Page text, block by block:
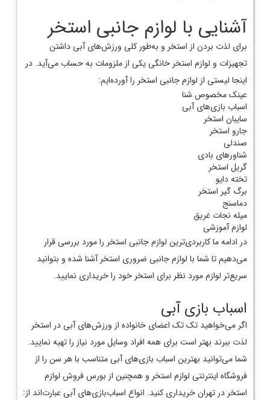
آشنایی با لوازم جانبی استخر
برای لذت بردن از استخر و به‌طور کلی ورزش‌های آبی داشتن
تجهیزات و لوازم استخر خانگی یکی از ملزومات به حساب می‌آید. در
اینجا لیستی از لوازم جانبی استخر را آورده‌ایم:
عینک مخصوص شنا
اسباب بازی‌های آبی
سایبان استخر
جارو استخر
صندلی
شناورهای بادی
گریل استخر
تخته دایو
برگ گیر استخر
دماسنج
میله نجات غریق
لوازم آموزشی
در ادامه ما کاربردی‌ترین لوازم جانبی استخر را مورد بررسی قرار
می‌دهیم تا شما با لوازم جانبی ضروری استخر آشنا شده و بتوانید
سریع‌تر لوازم مورد نظر برای استخر خود را خریداری نمایید.
اسباب ‌بازی آبی
اگر می‌خواهید تک تک اعضای خانواده از ورزش‌های آبی در استخر
لذت ببرند بهتر است برای همه افراد وسایل مورد نیاز را تهیه نمایید.
شما می‌توانید بهترین اسباب ‌بازی‌های آبی متناسب با هر سن را از
فروشگاه اینترنتی لوازم استخر و همچنین از بورس فروش لوازم
استخر در تهران خریداری کنید. انواع اسباب‌بازی‌های آبی عبارت‌اند از: